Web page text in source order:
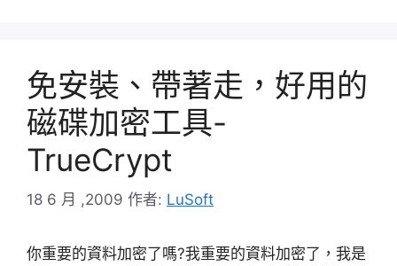
免安裝、帶著走，好用的
磁碟加密工具-
TrueCrypt
18 6 月 ,2009 作者: LuSoft
你重要的資料加密了嗎?我重要的資料加密了，我是